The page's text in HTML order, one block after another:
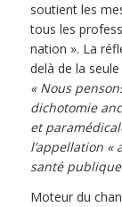
soutient les
tous les
nation ». La
delà de la
« Nous
dichotomie
et
l’appellation «
santé
Moteur du